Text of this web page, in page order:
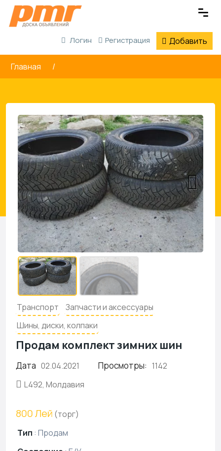
Логин Регистрация Добавить
Главная
Транспорт
Запчасти и аксессуары
Шины, диски, колпаки
Продам комплект зимних шин
Дата 02.04.2021 Просмотры: 1142
L492, Молдавия
800 Лей (торг)
Тип : Продам